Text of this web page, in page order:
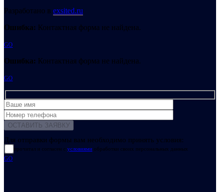
Разработано в exsited.ru
Ошибка: Контактная форма не найдена.
GO
Ошибка: Контактная форма не найдена.
GO
Для отправки формы вам необходимо принять условия:
прочитал и согласен с условиями обработки своих персональных данных
GO